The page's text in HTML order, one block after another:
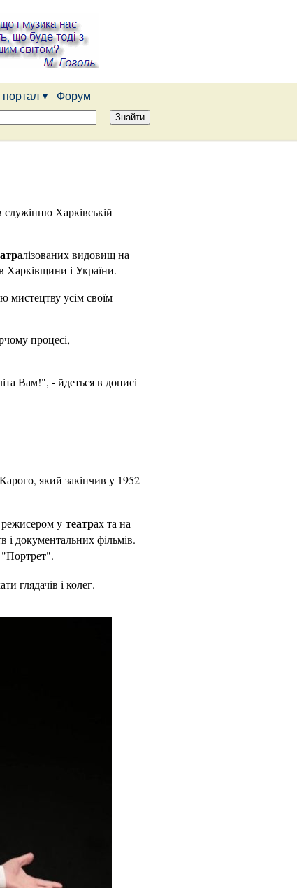
Форум
служінню Харківській
алізованих видовищ на
Харківщини і України.
мистецтву усім своїм
процесі,
Вам!", - йдеться в дописі
який закінчив у 1952
у театрах та на
і документальних фільмів.
"Портрет".
глядачів і колег.